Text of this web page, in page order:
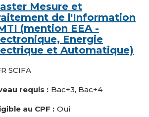
Mesure et
de l'Information
(mention EEA -
Energie
et Automatique)
SCIFA
requis Bac+3, Bac+4
au CPF Oui